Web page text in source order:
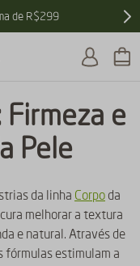
de R$299
e
Pele
da linha Corpo da
melhorar a textura
e natural. Através de
fórmulas estimulam a